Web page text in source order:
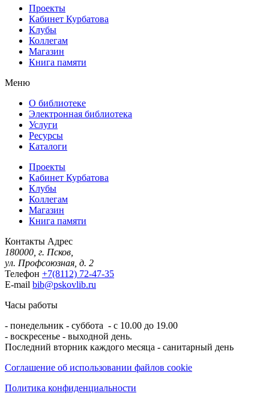
Проекты
Кабинет Курбатова
Клубы
Коллегам
Магазин
Книга памяти
Меню
О библиотеке
Электронная библиотека
Услуги
Ресурсы
Каталоги
Проекты
Кабинет Курбатова
Клубы
Коллегам
Магазин
Книга памяти
Контакты Адрес
180000, г. Псков,
ул. Профсоюзная, д. 2
Телефон +7(8112) 72-47-35
E-mail bib@pskovlib.ru
Часы работы
- понедельник - суббота - с 10.00 до 19.00
- воскресенье - выходной день.
Последний вторник каждого месяца - санитарный день
Соглашение об использовании файлов cookie
Политика конфиденциальности